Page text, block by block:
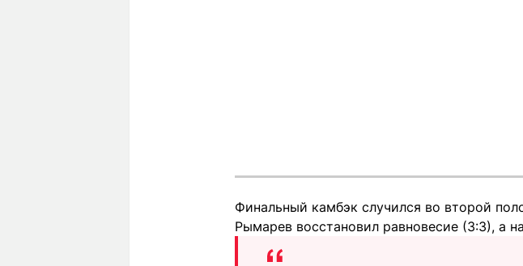
Финальный камбэк случился во второй
Рымарев восстановил равновесие (3:3), а